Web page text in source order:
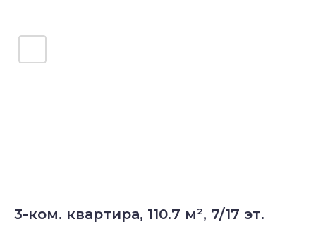
3-ком. квартира, 110.7 м², 7/17 эт.